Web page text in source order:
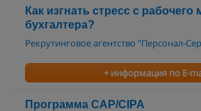
Как изгнать стресс с рабочего
бухгалтера?
Рекрутинговое агентство "Персонал-
+ информация по E-
Программа CAP/CIPA